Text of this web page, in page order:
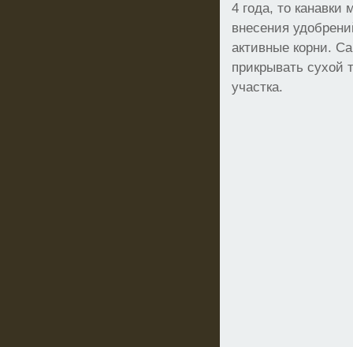
4 года, то канавки
внесения
активные корни.
прикрывать сухой
участка.